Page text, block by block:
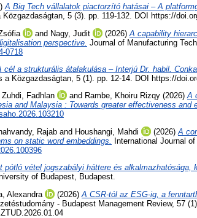
A Big Tech vállalatok piactorzító hatásai – A
5 (3). pp. 119-132. DOI https://
and Nagy, Judit (2026) A capability
perspective. Journal of Manufacturing
0718
cél a strukturális átalakulása – Interjú Dr. habil.
a Közgazdaságtan, 5 (1). pp. 12-14. DOI https://
Zuhdi, Fadhlan and Rambe, Khoiru Rizqy (2026)A
and Malaysia : Towards greater effectiveness and
Rajab and Houshangi, Mahdi (2026)A
on static word embeddings.
International Journal
pótló vétel jogszabályi háttere és alkalmazhatósága,
of Budapest, Budapest.
Alexandra (2026) A CSR-tól az ESG-ig, a
- Budapest Management Review, 57